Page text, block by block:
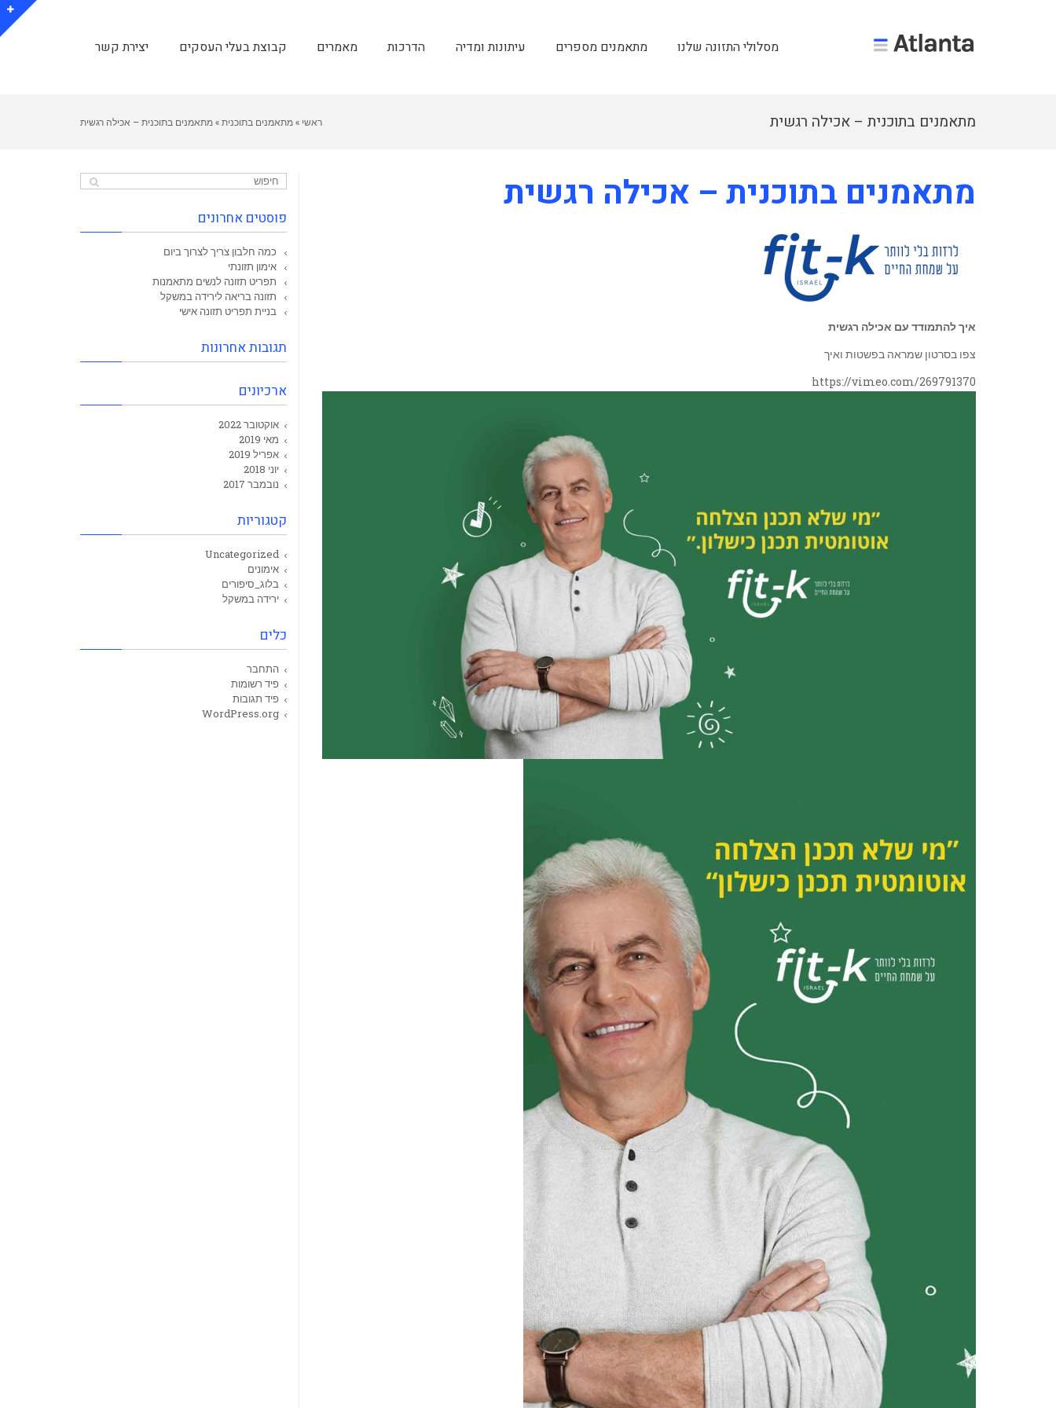
מסלולי התזונה שלנו מתאמנים מספרים עיתונות ומדיה הדרכות מאמרים קבוצת בעלי העסקים יצירת קשר
מתאמנים בתוכנית – אכילה רגשית ראשי »מתאמנים בתוכנית»מתאמנים בתוכנית – אכילה רגשית
מתאמנים בתוכנית – אכילה רגשית
איך להתמודד עם אכילה רגשית
צפו בסרטון שמראה בפשטות ואיך
https://vimeo.com/269791370
פוסטים אחרונים
כמה חלבון צריך לצרוך ביום
אימון תזונתי
תפריט תזונה לנשים מתאמנות
תזונה בריאה לירידה במשקל
בניית תפריט תזונה אישי
תגובות אחרונות
ארכיונים
אוקטובר 2022
מאי 2019
אפריל 2019
יוני 2018
נובמבר 2017
קטגוריות
Uncategorized
אימונים
בלוג_סיפורים
ירידה במשקל
כלים
התחבר
פיד רשומות
פיד תגובות
WordPress.org